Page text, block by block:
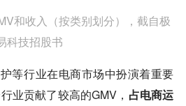
和收入（按类别划分），截自极
科技招股书
等行业在电商市场中扮演着重要
业贡献了较高的GMV， 占电商运